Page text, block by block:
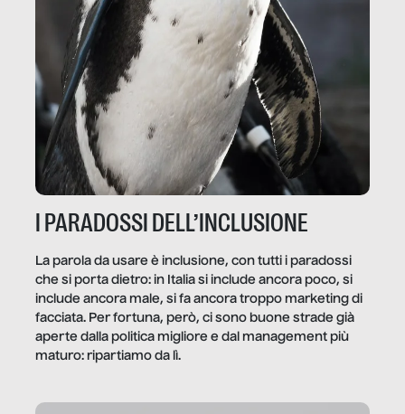
I PARADOSSI DELL’INCLUSIONE
La parola da usare è inclusione, con tutti i paradossi
che si porta dietro: in Italia si include ancora poco, si
include ancora male, si fa ancora troppo marketing di
facciata. Per fortuna, però, ci sono buone strade già
aperte dalla politica migliore e dal management più
maturo: ripartiamo da lì.